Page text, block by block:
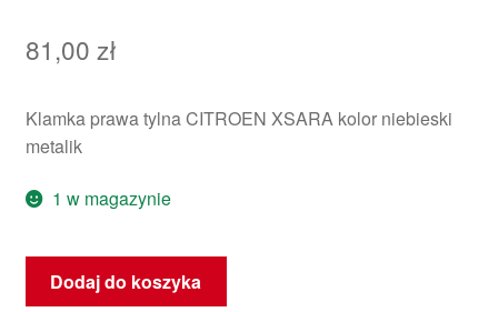
81,00 zł
Klamka prawa tylna CITROEN XSARA kolor niebieski
metalik
1 w magazynie
ilość
Prawa
Dodaj do koszyka